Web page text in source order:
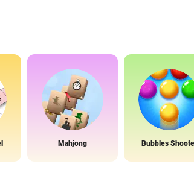
Mahjong Bubbles